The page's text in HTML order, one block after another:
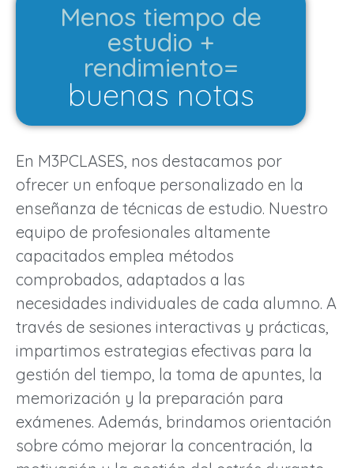
Menos tiempo de
estudio +
rendimiento=
buenas notas
En M3PCLASES, nos destacamos por
ofrecer un enfoque personalizado en la
enseñanza de técnicas de estudio. Nuestro
equipo de profesionales altamente
capacitados emplea métodos
comprobados, adaptados a las
necesidades individuales de cada alumno. A
través de sesiones interactivas y prácticas,
impartimos estrategias efectivas para la
gestión del tiempo, la toma de apuntes, la
memorización y la preparación para
exámenes. Además, brindamos orientación
sobre cómo mejorar la concentración, la